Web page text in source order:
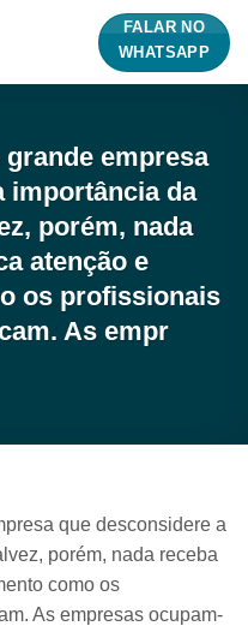
FALAR NO
WHATSAPP
empresa
importância da
porém, nada
atenção e
os profissionais
As empr
que desconsidere a
porém, nada receba
como os
As empresas ocupam-